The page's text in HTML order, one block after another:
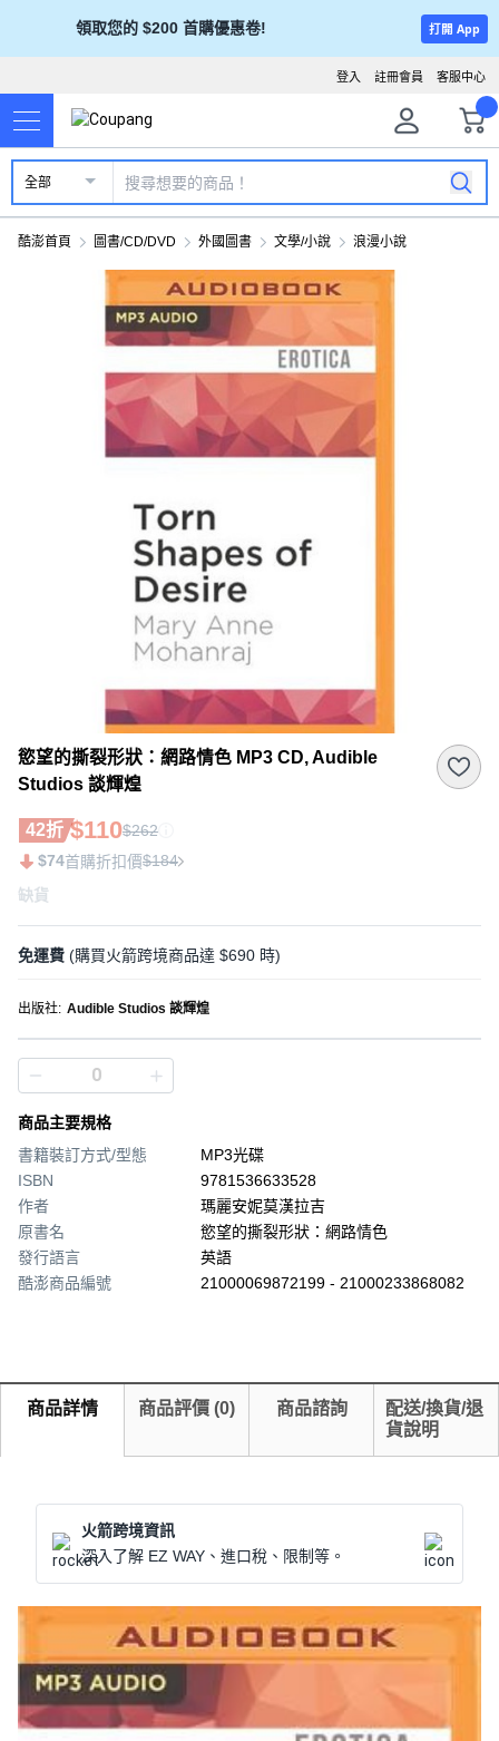
領取您的 $200 首購優惠卷! 打開 App
客服中心
註冊會員
登入
全部
酷澎首頁 圖書/CD/DVD 外國圖書 文學/小說 浪漫小說
慾望的撕裂形狀：網路情色 MP3 CD, Audible
Studios 談輝煌
42折 $110$262
$74首購折扣價$184
缺貨
免運費 (購買火箭跨境商品達 $690 時)
出版社: Audible Studios 談輝煌
商品主要規格
書籍裝訂方式/型態
MP3光碟
ISBN
9781536633528
作者
瑪麗安妮莫漢拉吉
原書名
慾望的撕裂形狀：網路情色
發行語言
英語
酷澎商品編號
21000069872199 - 21000233868082
商品詳情 商品評價 (0) 商品諮詢
配送/換貨/退
貨說明
火箭跨境資訊
深入了解 EZ WAY、進口稅、限制等。